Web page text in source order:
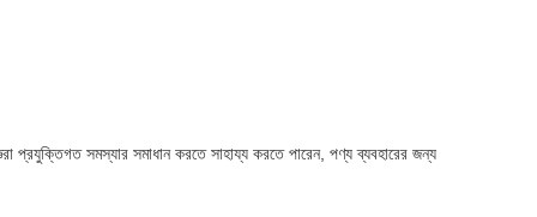
প্রযুক্তিগত সমস্যার সমাধান করতে সাহায্য করতে পারেন, পণ্য ব্যবহারের জন্য